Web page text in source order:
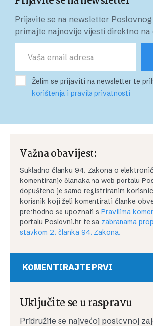
Prijavite se na newsletter
primajte najnovije vijesti direktno na
Želim se prijaviti na newsletter te
korištenja i pravila privatnosti
Važna obavijest:
Sukladno članku 94. Zakona o
komentiranje članaka na web portalu
dopušteno je samo registriranim
korisnik koji želi komentirati članke
prethodno se upoznati s Pravilima
portalu Poslovni.hr te sa zabranama
stavkom 2. članka 94. Zakona.
KOMENTIRAJTE PRVI
Uključite se u raspravu
Pridružite se najvećoj poslovnoj